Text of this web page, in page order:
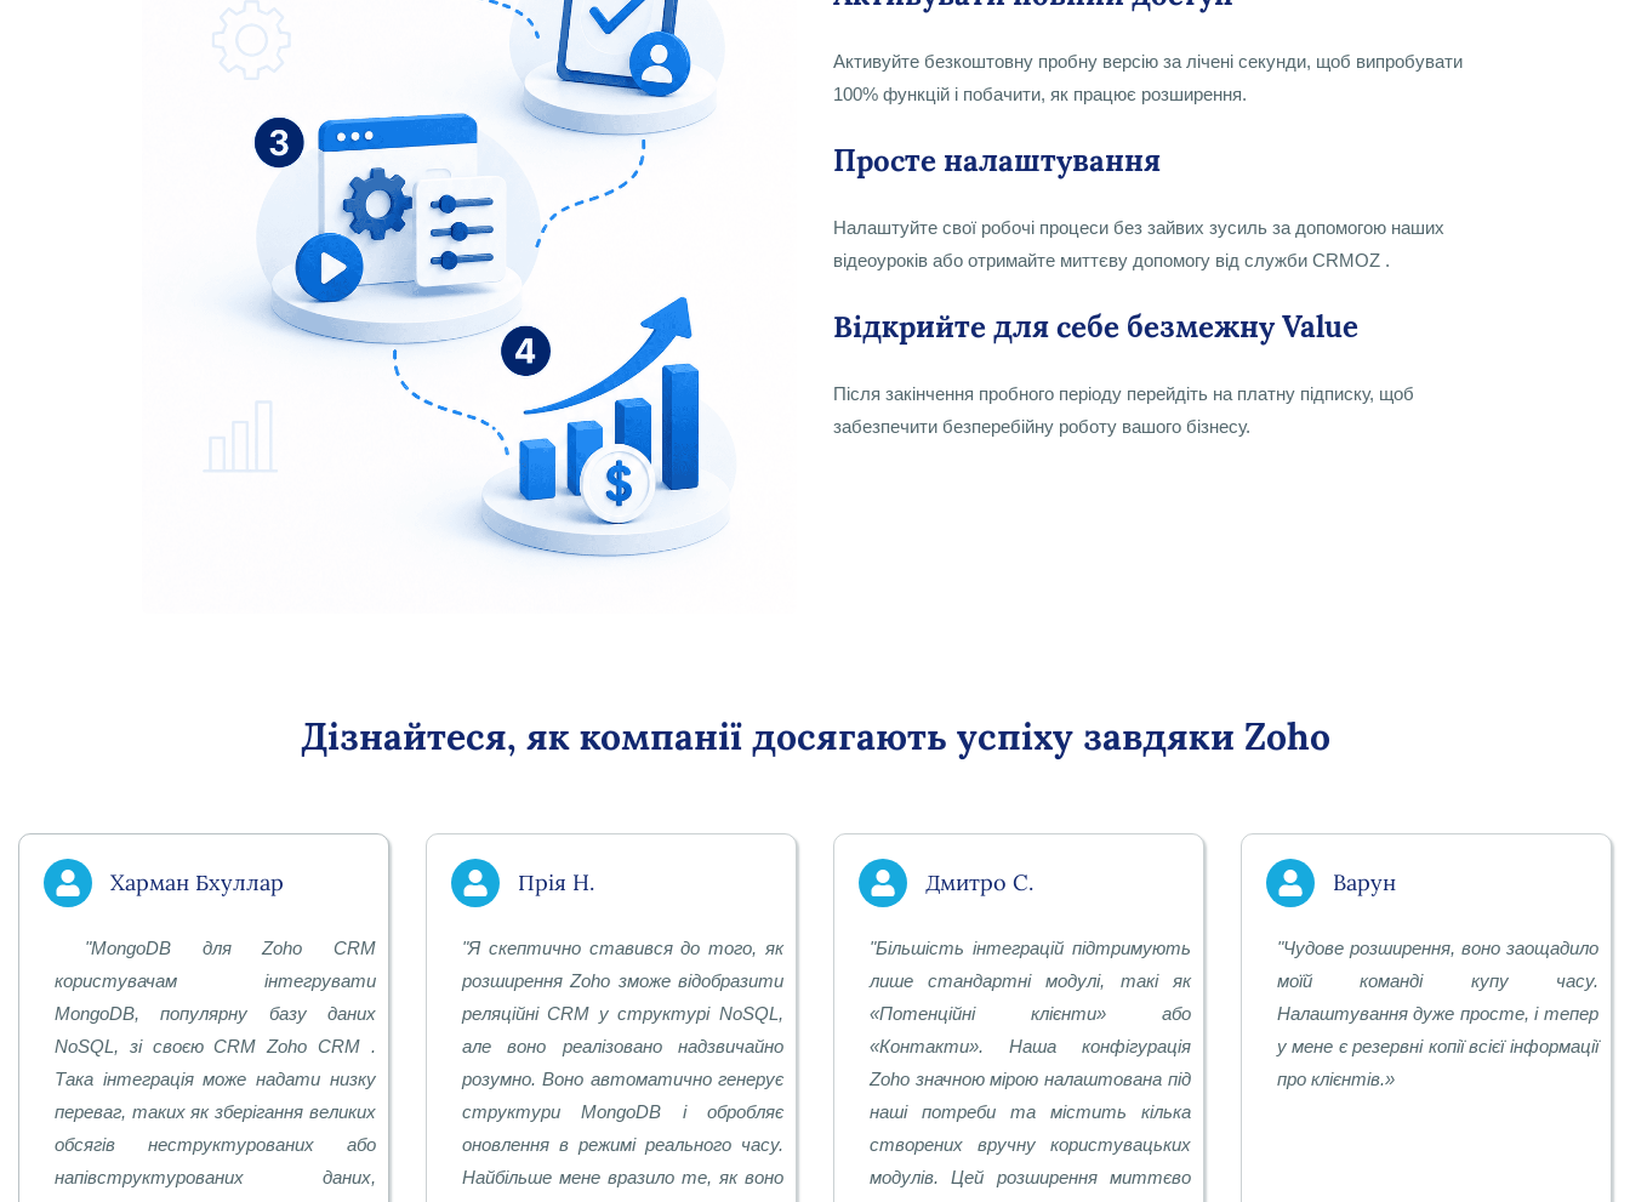
Активуйте безкоштовну пробну версію за лічені секунди, щоб випробувати
100% функцій і побачити, як працює розширення.
Просте налаштування
Налаштуйте свої робочі процеси без зайвих зусиль за допомогою наших
відеоуроків або отримайте миттєву допомогу від служби CRMOZ .
Відкрийте для себе безмежну Value
Після закінчення пробного періоду перейдіть на платну підписку, щоб
забезпечити безперебійну роботу вашого бізнесу.
Дізнайтеся, як компанії досягають успіху завдяки Zoho
Харман Бхуллар
"MongoDB для Zoho CRM
користувачам інтегрувати
MongoDB, популярну базу даних
NoSQL, зі своєю CRM Zoho CRM .
Така інтеграція може надати низку
переваг, таких як зберігання великих
обсягів неструктурованих або
напівструктурованих даних,
Прія Н.
"Я скептично ставився до того, як
розширення Zoho зможе відобразити
реляційні CRM у структурі NoSQL,
але воно реалізовано надзвичайно
розумно. Воно автоматично генерує
структури MongoDB і обробляє
оновлення в режимі реального часу.
Найбільше мене вразило те, як воно
Дмитро С.
"Більшість інтеграцій підтримують
лише стандартні модулі, такі як
«Потенційні клієнти» або
«Контакти». Наша конфігурація
Zoho значною мірою налаштована під
наші потреби та містить кілька
створених вручну користувацьких
модулів. Цей розширення миттєво
Варун
"Чудове розширення, воно заощадило
моїй команді купу часу.
Налаштування дуже просте, і тепер
у мене є резервні копії всієї інформації
про клієнтів.»